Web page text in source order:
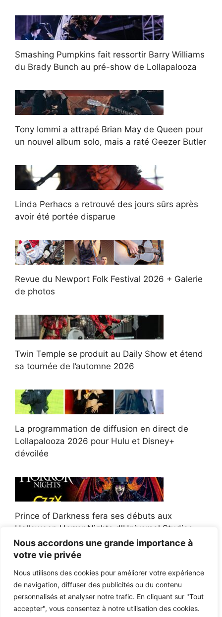
Nous accordons une grande importance à
votre vie privée
Nous utilisons des cookies pour améliorer votre expérience
de navigation, diffuser des publicités ou du contenu
personnalisés et analyser notre trafic. En cliquant sur "Tout
accepter", vous consentez à notre utilisation des cookies.
Smashing Pumpkins fait ressortir Barry Williams
du Brady Bunch au pré-show de Lollapalooza
Tony Iommi a attrapé Brian May de Queen pour
un nouvel album solo, mais a raté Geezer Butler
Linda Perhacs a retrouvé des jours sûrs après
avoir été portée disparue
Revue du Newport Folk Festival 2026 + Galerie
de photos
Twin Temple se produit au Daily Show et étend
sa tournée de l’automne 2026
La programmation de diffusion en direct de
Lollapalooza 2026 pour Hulu et Disney+
dévoilée
Prince of Darkness fera ses débuts aux
Halloween Horror Nights d'Universal Studios
Afroman poursuit un policier de l'Ohio après la
victoire du jury en diffamation